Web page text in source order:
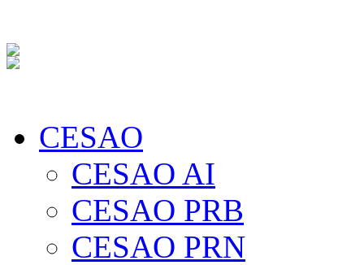
CESAO
CESAO AI
CESAO PRB
CESAO PRN